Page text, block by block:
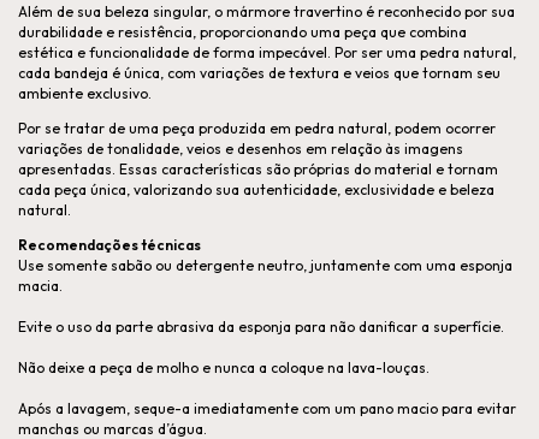
Além de sua beleza singular, o mármore travertino é reconhecido por sua
durabilidade e resistência, proporcionando uma peça que combina
estética e funcionalidade de forma impecável. Por ser uma pedra natural,
cada bandeja é única, com variações de textura e veios que tornam seu
ambiente exclusivo.
Por se tratar de uma peça produzida em pedra natural, podem ocorrer
variações de tonalidade, veios e desenhos em relação às imagens
apresentadas. Essas características são próprias do material e tornam
cada peça única, valorizando sua autenticidade, exclusividade e beleza
natural.
Recomendações técnicas
Use somente sabão ou detergente neutro, juntamente com uma esponja
macia.
Evite o uso da parte abrasiva da esponja para não danificar a superfície.
Não deixe a peça de molho e nunca a coloque na lava-louças.
Após a lavagem, seque-a imediatamente com um pano macio para evitar
manchas ou marcas d’água.